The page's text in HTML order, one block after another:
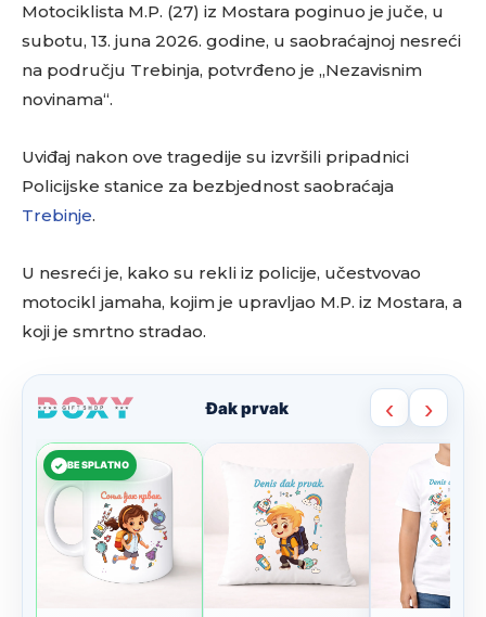
Motociklista M.P. (27) iz Mostara poginuo je juče, u
subotu, 13. juna 2026. godine, u saobraćajnoj nesreći
na području Trebinja, potvrđeno je „Nezavisnim
novinama“.
Uviđaj nakon ove tragedije su izvršili pripadnici
Policijske stanice za bezbjednost saobraćaja
Trebinje.
U nesreći je, kako su rekli iz policije, učestvovao
motocikl jamaha, kojim je upravljao M.P. iz Mostara, a
koji je smrtno stradao.